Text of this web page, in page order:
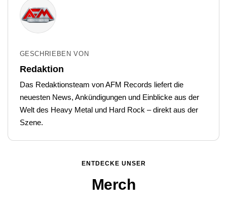
GESCHRIEBEN VON
Redaktion
Das Redaktionsteam von AFM Records liefert die
neuesten News, Ankündigungen und Einblicke aus der
Welt des Heavy Metal und Hard Rock – direkt aus der
Szene.
ENTDECKE UNSER
Merch